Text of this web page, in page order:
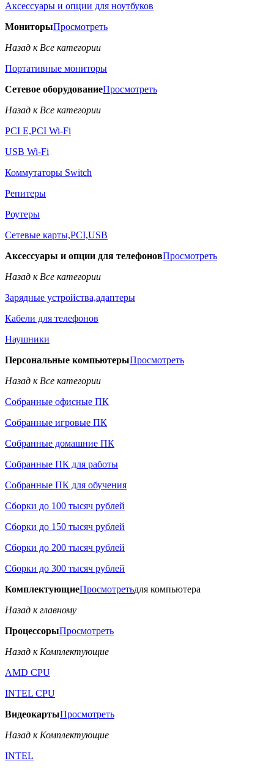
Аксессуары и опции для ноутбуков
МониторыПросмотреть
Назад к Все категории
Портативные мониторы
Сетевое оборудованиеПросмотреть
Назад к Все категории
PCI E,PCI Wi-Fi
USB Wi-Fi
Коммутаторы Switch
Репитеры
Роутеры
Сетевые карты,PCI,USB
Аксессуары и опции для телефоновПросмотреть
Назад к Все категории
Зарядные устройства,адаптеры
Кабели для телефонов
Наушники
Персональные компьютерыПросмотреть
Назад к Все категории
Собранные офисные ПК
Собранные игровые ПК
Собранные домашние ПК
Собранные ПК для работы
Собранные ПК для обучения
Сборки до 100 тысяч рублей
Сборки до 150 тысяч рублей
Сборки до 200 тысяч рублей
Сборки до 300 тысяч рублей
КомплектующиеПросмотретьдля компьютера
Назад к главному
ПроцессорыПросмотреть
Назад к Комплектующие
AMD CPU
INTEL CPU
ВидеокартыПросмотреть
Назад к Комплектующие
INTEL